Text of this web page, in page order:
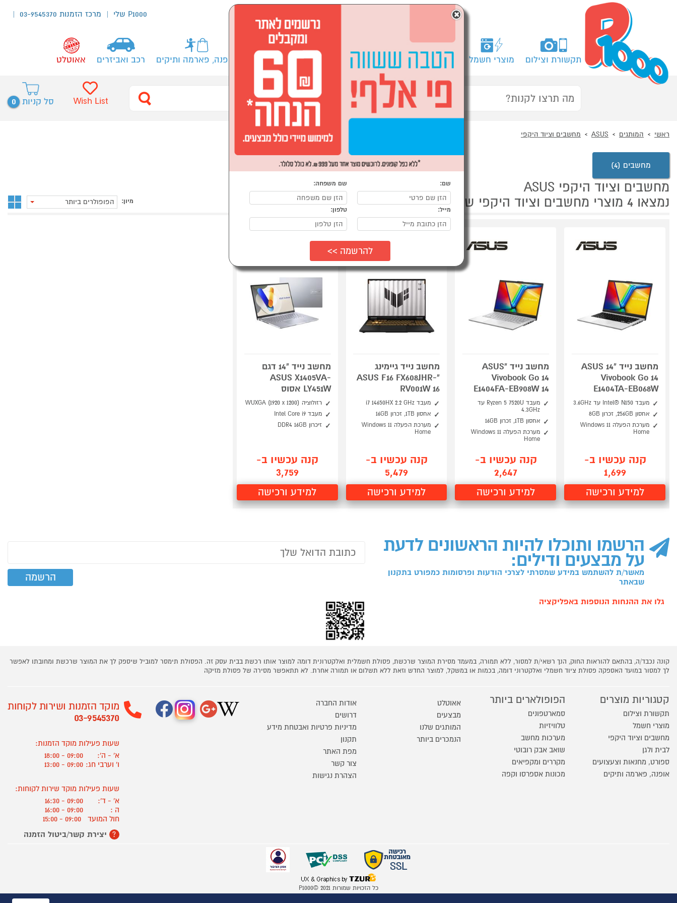
P1000 שלי מרכז הזמנות 03-9545370
תקשורת וצילום מוצרי חשמל מחשבים וציוד היקפי לבית ולגן ספורט, מחנאות וילדים אופנה, פארמה ותיקים רכב ואביזרים אאוטלט
סל קניות 0 Wish List
ראשי המותגים ASUS מחשבים וציוד היקפי
מחשבים (4)
מחשבים וציוד היקפי ASUS
נמצאו 4 מוצרי מחשבים וציוד היקפי של מוצרי ASUS
מיון: הפופולרים ביותר
מחשב נייד "14 ASUS
Vivobook Go 14
E1404TA-EB068W
מעבד Intel® N150 עד 3.6GHz
אחסון 256GB, זכרון 8GB
מערכת הפעלה Windows 11
Home
קנה עכשיו ב-
1,699
למידע ורכישה
מחשב נייד "ASUS
Vivobook Go 14
E1404FA-EB908W 14
מעבד Ryzen 5 7520U עד
4.3GHz
אחסון 1TB, זכרון 16GB
מערכת הפעלה Windows 11
Home
קנה עכשיו ב-
2,647
למידע ורכישה
מחשב נייד גיימינג
"ASUS F16 FX608JHR-
RV001W 16
מעבד i7 14650HX 2.2 GHz
אחסון 1TB, זכרון 16GB
מערכת הפעלה Windows 11
Home
קנה עכשיו ב-
5,479
למידע ורכישה
מחשב נייד "14 דגם
ASUS X1405VA-
LY451W אסוס
רזולוציה WUXGA (1920 x 1200)
מעבד Intel Core i9
זיכרון DDR4 16GB
קנה עכשיו ב-
3,759
למידע ורכישה
הרשמו ותוכלו להיות הראשונים לדעת
על מבצעים ודילים:
מאשר/ת להשתמש במידע שמסרתי לצרכי הודעות ופרסומות כמפורט בתקנון
שבאתר
גלו את ההנחות הנוספות באפליקציה
קונה נכבד/ה, בהתאם להוראות החוק, הנך רשאי/ת למסור, ללא תמורה, במעמד מסירת המוצר שרכשת, פסולת חשמלית ואלקטרונית דומה למוצר אותו רכשת בבית עסק זה. הפסולת תימסר למוביל שיספק לך את המוצר שרכשת ומחובתו לאפשר
לך למסור במועד האספקה פסולת ציוד חשמלי ואלקטרוני דומה, בכמות או במשקל, למוצר החדש וזאת ללא תשלום או תמורה אחרת. לא תתאפשר מסירה של פסולת מזיקה
קטגוריות מוצרים
תקשורת וצילום
מוצרי חשמל
מחשבים וציוד היקפי
לבית ולגן
ספורט, מחנאות וצעצועים
אופנה, פארמה ותיקים
הפופולארים ביותר
סמארטפונים
טלוויזיות
מערכות מחשב
שואב אבק רובוטי
מקררים ומקפיאים
מכונות אספרסו וקפה
אאוטלט
מבצעים
המותגים שלנו
הנמכרים ביותר
אודות החברה
דרושים
מדיניות פרטיות ואבטחת מידע
תקנון
מפת האתר
צור קשר
הצהרת נגישות
מוקד הזמנות ושירות לקוחות
03-9545370
שעות פעילות מוקד הזמנות:
א' - ה':
09:00 - 18:00
ו' וערבי חג: 09:00 - 13:00
שעות פעילות מוקד שירות לקוחות:
א' - ד':
09:00 - 16:30
ה :
09:00 - 16:00
חול המועד
09:00 - 15:00
?
יצירת קשר/ביטול הזמנה
כל הזכויות שמורות P1000© 2021
×
שם: שם משפחה:
מייל: טלפון: